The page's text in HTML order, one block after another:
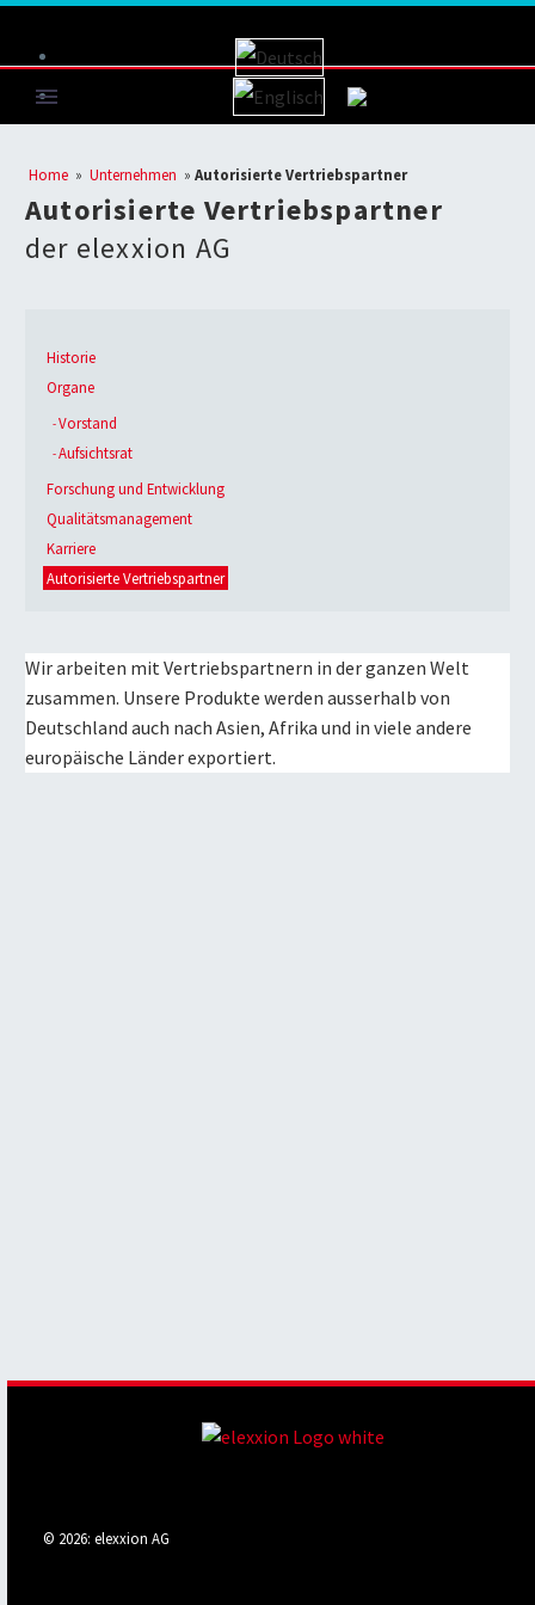
Home » Unternehmen » Autorisierte Vertriebspartner
Autorisierte Vertriebspartner
der elexxion AG
Historie
Organe
Vorstand
Aufsichtsrat
Forschung und Entwicklung
Qualitätsmanagement
Karriere
Autorisierte Vertriebspartner
Wir arbeiten mit Vertriebspartnern in der ganzen Welt
zusammen. Unsere Produkte werden ausserhalb von
Deutschland auch nach Asien, Afrika und in viele andere
europäische Länder exportiert.
© 2026: elexxion AG